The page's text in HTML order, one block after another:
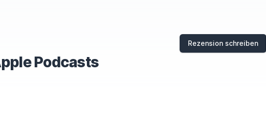
Podcasts
Rezension schreiben